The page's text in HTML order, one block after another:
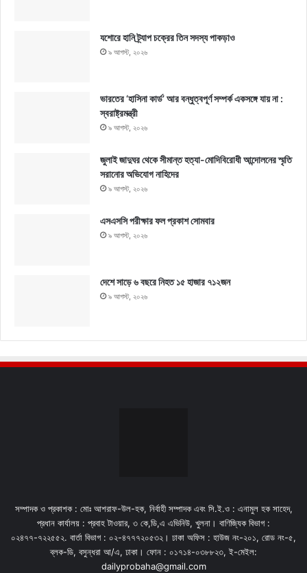
যশোরে হানি ট্র্যাপ চক্রের তিন সদস্য পাকড়াও
৯ আগস্ট, ২০২৬
ভারতের ‘হাসিনা কার্ড’ আর বন্ধুত্বপূর্ণ সম্পর্ক একসঙ্গে যায় না :
স্বরাষ্ট্রমন্ত্রী
৯ আগস্ট, ২০২৬
জুলাই জাদুঘর থেকে সীমান্ত হত্যা-মোদিবিরোধী আন্দোলনের স্মৃতি
সরানোর অভিযোগ নাহিদের
৯ আগস্ট, ২০২৬
এসএসসি পরীক্ষার ফল প্রকাশ সোমবার
৯ আগস্ট, ২০২৬
দেশে সাড়ে ৬ বছরে নিহত ১৫ হাজার ৭১২জন
৯ আগস্ট, ২০২৬
সম্পাদক ও প্রকাশক : মোঃ আশরাফ-উল-হক, নির্বাহী সম্পাদক এবং সি.ই.ও : এনামুল হক সাহেদ,
প্রধান কার্যালয় : প্রবাহ টাওয়ার, ৩ কে,ডি,এ এভিনিউ, খুলনা। বাণিজ্যিক বিভাগ :
০২৪৭৭-৭২২৫৫২. বার্তা বিভাগ : ০২-৪৭৭৭২০৫৩২। ঢাকা অফিস : হাউজ নং-২০১, রোড নং-৫,
ব্লক-ডি, বসুন্ধরা আ/এ, ঢাকা। ফোন : ০১৭১৪-০৩৮৮২৩, ই-মেইল:
dailyprobaha@gmail.com